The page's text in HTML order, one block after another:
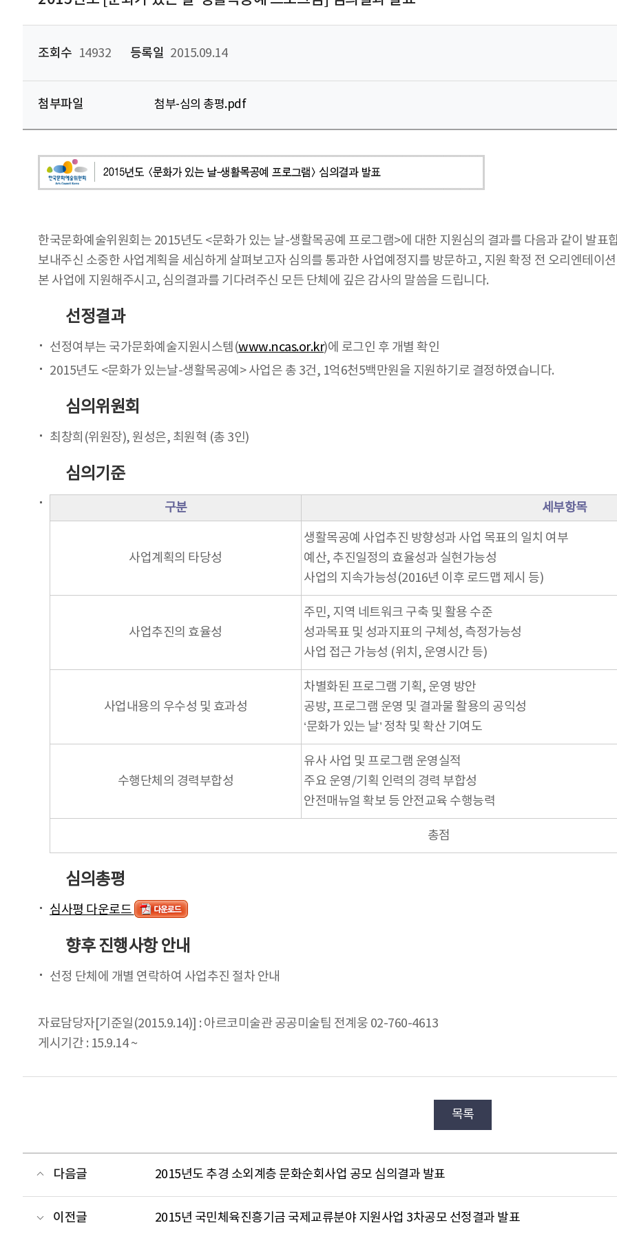
조회수 14932 등록일 2015.09.14
첨부파일 첨부-심의 총평.pdf
한국문화예술위원회는 2015년도 <문화가 있는 날-생활목공예 프로그램>에 대한 지원심의 결과를 다음과 같이 발표
보내주신 소중한 사업계획을 세심하게 살펴보고자 심의를 통과한 사업예정지를 방문하고, 지원 확정 전 오리엔테이
본 사업에 지원해주시고, 심의결과를 기다려주신 모든 단체에 깊은 감사의 말씀을 드립니다.
선정결과
선정여부는 국가문화예술지원시스템(www.ncas.or.kr)에 로그인 후 개별 확인
2015년도 <문화가 있는날-생활목공예> 사업은 총 3건, 1억6천5백만원을 지원하기로 결정하였습니다.
심의위원회
최창희(위원장), 원성은, 최원혁 (총 3인)
심의기준
구분 세부항목
사업계획의 타당성
생활목공예 사업추진 방향성과 사업 목표의 일치 여부
예산, 추진일정의 효율성과 실현가능성
사업의 지속가능성(2016년 이후 로드맵 제시 등)
사업추진의 효율성
주민, 지역 네트워크 구축 및 활용 수준
성과목표 및 성과지표의 구체성, 측정가능성
사업 접근 가능성 (위치, 운영시간 등)
사업내용의 우수성 및 효과성
차별화된 프로그램 기획, 운영 방안
공방, 프로그램 운영 및 결과물 활용의 공익성
‘문화가 있는 날’ 정착 및 확산 기여도
수행단체의 경력부합성
유사 사업 및 프로그램 운영실적
주요 운영/기획 인력의 경력 부합성
안전매뉴얼 확보 등 안전교육 수행능력
총점
심의총평
심사평 다운로드
향후 진행사항 안내
선정 단체에 개별 연락하여 사업추진 절차 안내
자료담당자[기준일(2015.9.14)] : 아르코미술관 공공미술팀 전계웅 02-760-4613
게시기간 : 15.9.14 ~
목록
다음글 2015년도 추경 소외계층 문화순회사업 공모 심의결과 발표
이전글 2015년 국민체육진흥기금 국제교류분야 지원사업 3차공모 선정결과 발표